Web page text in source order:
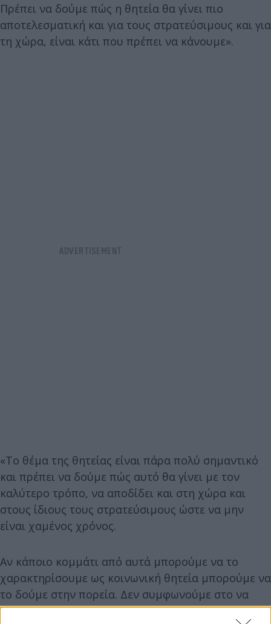
Πρέπει να δούμε πώς η θητεία θα γίνει πιο
αποτελεσματική και για τους στρατεύσιμους και για
τη χώρα, είναι κάτι που πρέπει να κάνουμε».
«Το θέμα της θητείας είναι πάρα πολύ σημαντικό
και πρέπει να δούμε πώς αυτό θα γίνει με τον
καλύτερο τρόπο, να αποδίδει και στη χώρα και
στους ίδιους τους στρατεύσιμους ώστε να μην
είναι χαμένος χρόνος.
Αν κάποιο κομμάτι από αυτά μπορούμε να το
χαρακτηρίσουμε ως κοινωνική θητεία μπορούμε να
το δούμε στην πορεία. Δεν συμφωνούμε στο να
καταργηθεί η θητεία», πρόσθεσε.